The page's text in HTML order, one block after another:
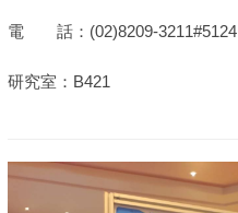
電 話：(02)8209-3211#5124
研究室：B421